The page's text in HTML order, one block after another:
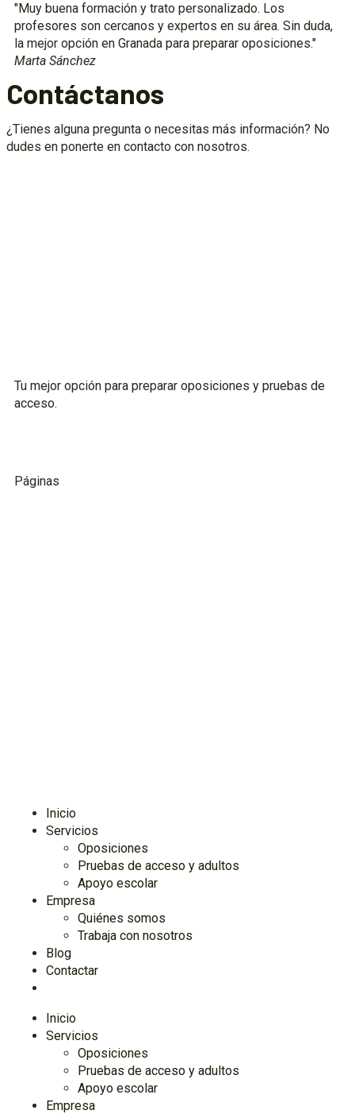
"Muy buena formación y trato personalizado. Los
profesores son cercanos y expertos en su área. Sin duda,
la mejor opción en Granada para preparar oposiciones."
Marta Sánchez
Contáctanos
¿Tienes alguna pregunta o necesitas más información? No
dudes en ponerte en contacto con nosotros.
Tu mejor opción para preparar oposiciones y pruebas de
acceso.
Páginas
Inicio
Servicios
Oposiciones
Pruebas de acceso y adultos
Apoyo escolar
Empresa
Quiénes somos
Trabaja con nosotros
Blog
Contactar
Inicio
Servicios
Oposiciones
Pruebas de acceso y adultos
Apoyo escolar
Empresa